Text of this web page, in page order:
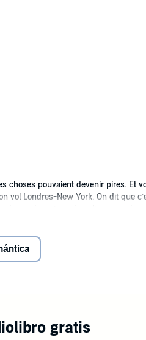
pouvaient devenir pires. Et
Londres-New York. On dit que
prolongations lors d’une escale
gratis